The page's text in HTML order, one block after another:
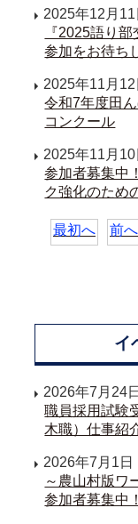
2025年12月11
『2025語り
参加をお待ち
2025年11月12
令和7年度田
コンクール
2025年11月10
参加者募集中
ク強化のため
最初へ 前へ
イ
2026年7月24日
職員採用試験
木職）仕事紹
2026年7月1日
～農山村版ワ
参加者募集中！